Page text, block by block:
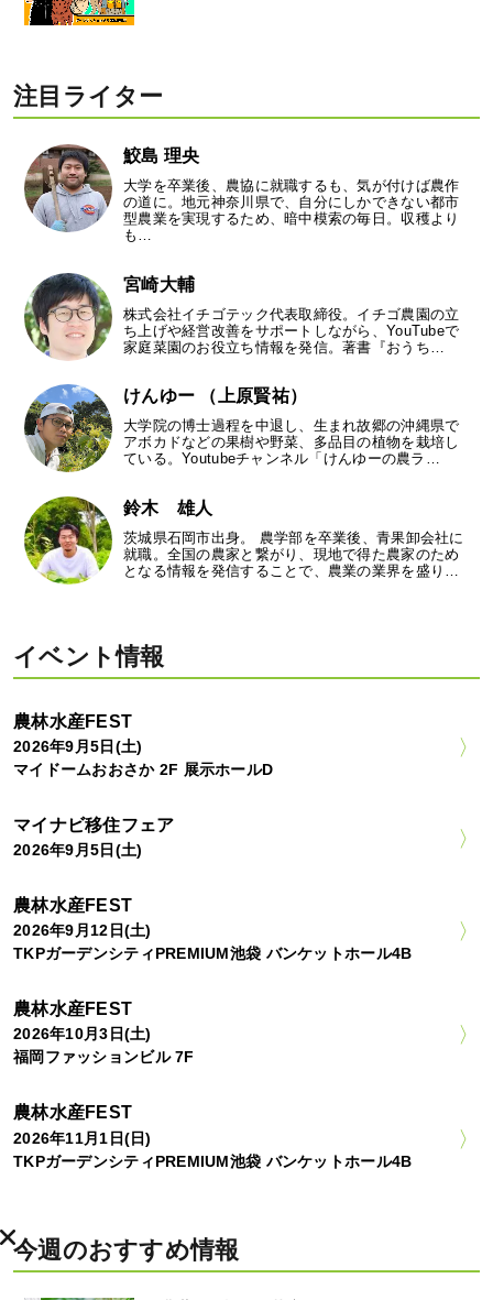
注目ライター
鮫島 理央
大学を卒業後、農協に就職するも、気が付けば農作
の道に。地元神奈川県で、自分にしかできない都市
型農業を実現するため、暗中模索の毎日。収穫より
も…
宮崎大輔
株式会社イチゴテック代表取締役。イチゴ農園の立
ち上げや経営改善をサポートしながら、YouTubeで
家庭菜園のお役立ち情報を発信。著書『おうち…
けんゆー （上原賢祐）
大学院の博士過程を中退し、生まれ故郷の沖縄県で
アボカドなどの果樹や野菜、多品目の植物を栽培し
ている。Youtubeチャンネル「けんゆーの農ラ…
鈴木 雄人
茨城県石岡市出身。 農学部を卒業後、青果卸会社に
就職。全国の農家と繋がり、現地で得た農家のため
となる情報を発信することで、農業の業界を盛り…
イベント情報
農林水産FEST
2026年9月5日(土)
マイドームおおさか 2F 展示ホールD
マイナビ移住フェア
2026年9月5日(土)
農林水産FEST
2026年9月12日(土)
TKPガーデンシティPREMIUM池袋 バンケットホール4B
農林水産FEST
2026年10月3日(土)
福岡ファッションビル 7F
農林水産FEST
2026年11月1日(日)
TKPガーデンシティPREMIUM池袋 バンケットホール4B
今週のおすすめ情報